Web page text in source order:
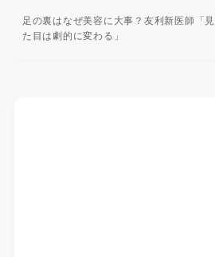
足の裏はなぜ美容に大事？友利新医師「見
た目は劇的に変わる」